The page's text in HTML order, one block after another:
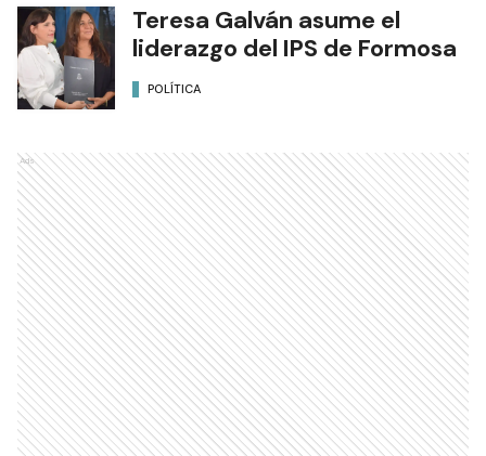
Teresa Galván asume el
liderazgo del IPS de Formosa
POLÍTICA
Ads